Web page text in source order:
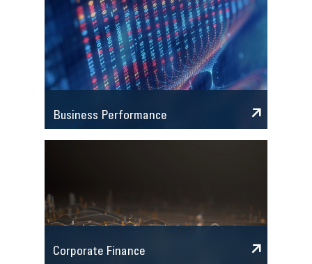
Business Performance
Corporate Finance